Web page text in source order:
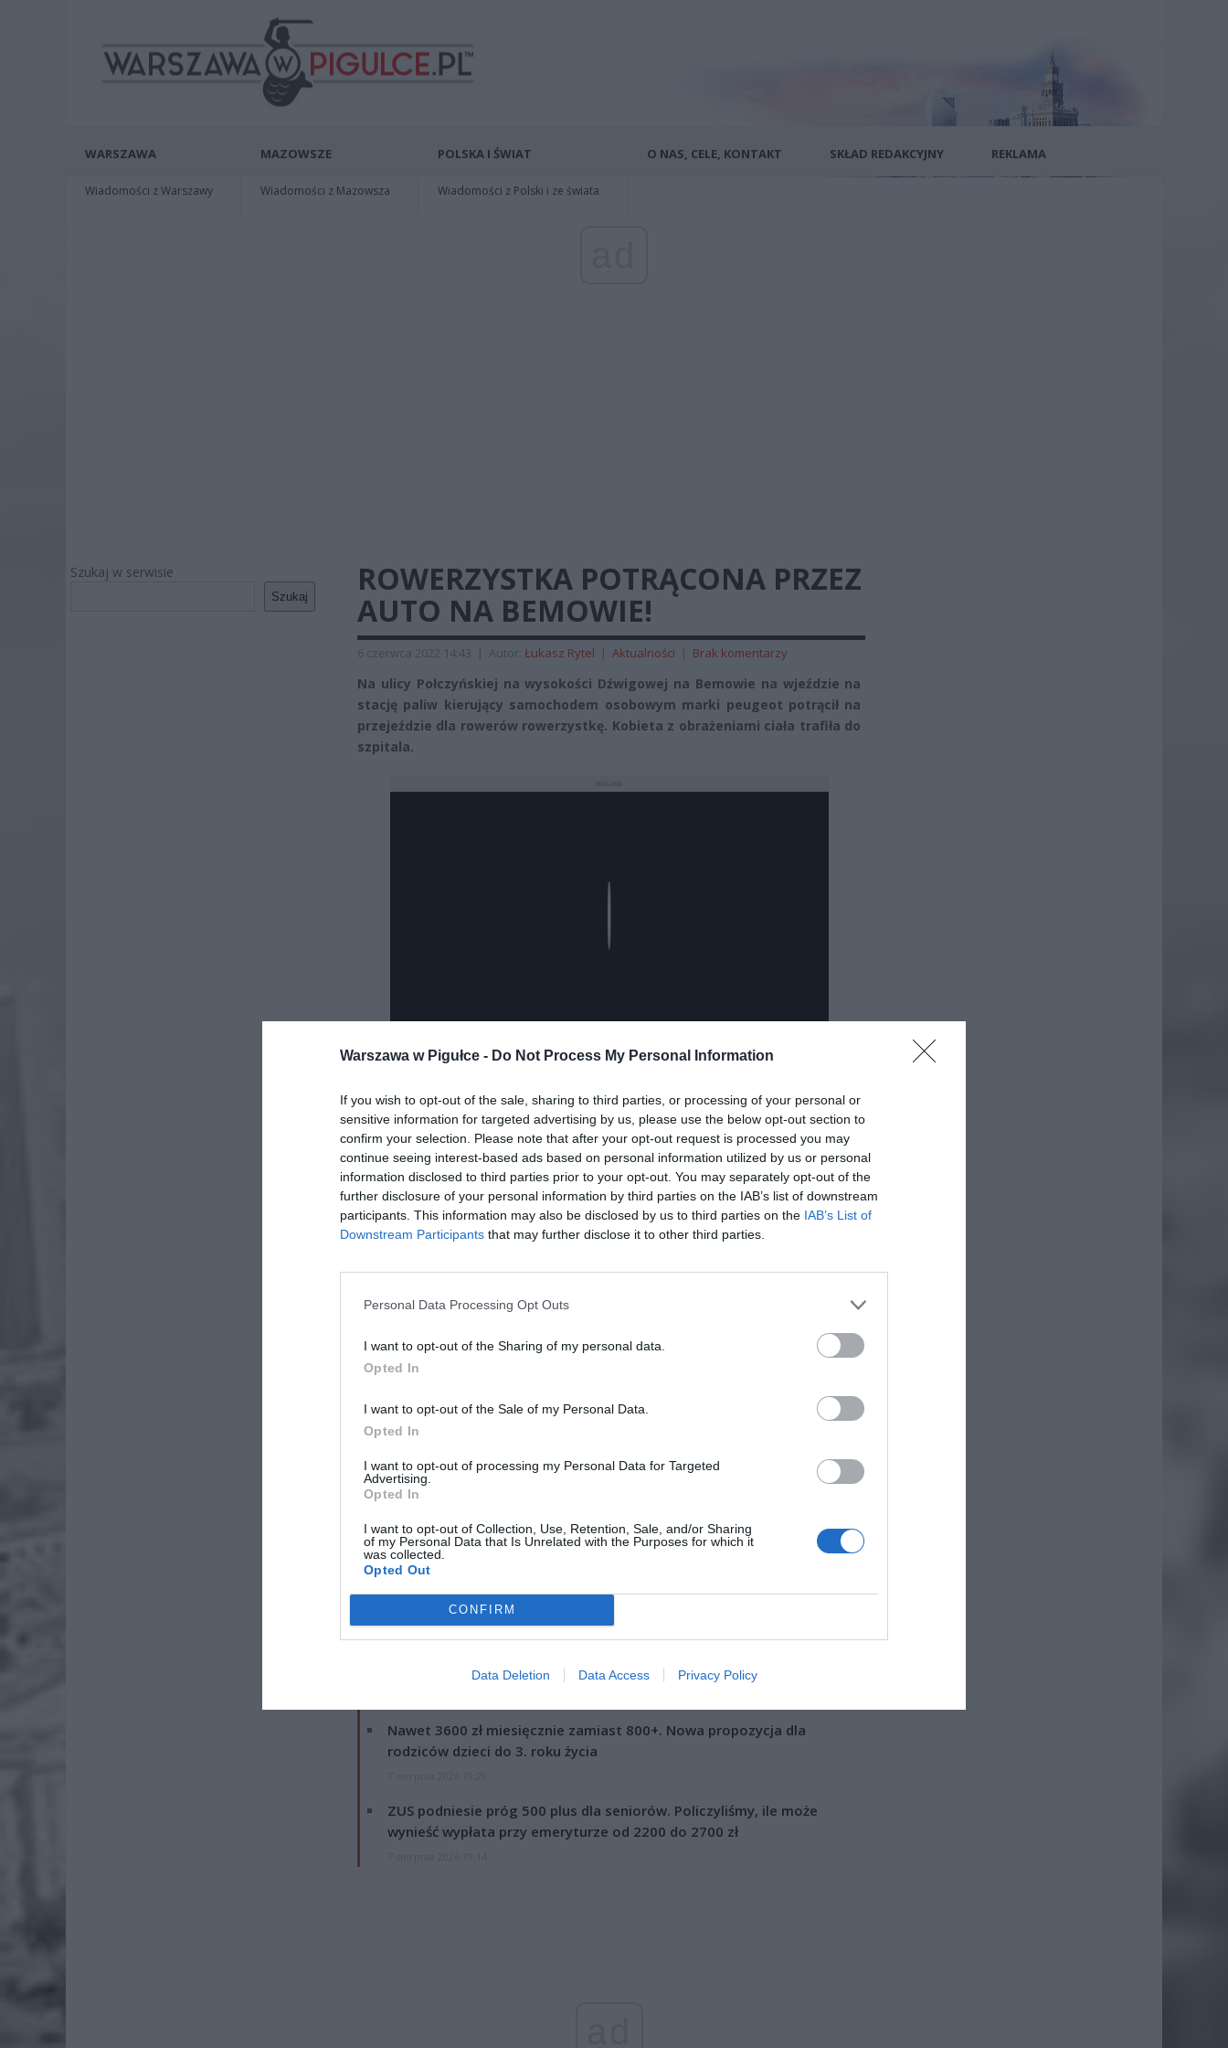
Warszawa w Pigułce - Do Not Process My Personal Information
If you wish to opt-out of the sale, sharing to third parties, or processing of your personal or
sensitive information for targeted advertising by us, please use the below opt-out section to
confirm your selection. Please note that after your opt-out request is processed you may
continue seeing interest-based ads based on personal information utilized by us or personal
information disclosed to third parties prior to your opt-out. You may separately opt-out of the
further disclosure of your personal information by third parties on the IAB’s list of downstream
participants. This information may also be disclosed by us to third parties on the IAB’s List of
Downstream Participants that may further disclose it to other third parties.
Personal Data Processing Opt Outs
I want to opt-out of the Sharing of my personal data.
Opted In
I want to opt-out of the Sale of my Personal Data.
Opted In
I want to opt-out of processing my Personal Data for Targeted
Advertising.
Opted In
I want to opt-out of Collection, Use, Retention, Sale, and/or Sharing
of my Personal Data that Is Unrelated with the Purposes for which it
was collected.
Opted Out
CONFIRM
Data Deletion Data Access Privacy Policy
WARSZAWA
Wiadomości z Warszawy
MAZOWSZE
Wiadomości z Mazowsza
POLSKA I ŚWIAT
Wiadomości z Polski i ze świata
O NAS, CELE, KONTAKT SKŁAD REDAKCYJNY REKLAMA
Szukaj w serwisie
Szukaj
ROWERZYSTKA POTRĄCONA PRZEZ
AUTO NA BEMOWIE!
6 czerwca 2022 14:43 | Autor: Łukasz Rytel | Aktualności | Brak komentarzy
Na ulicy Połczyńskiej na wysokości Dźwigowej na Bemowie na wjeździe na
stację paliw kierujący samochodem osobowym marki peugeot potrącił na
przejeździe dla rowerów rowerzystkę. Kobieta z obrażeniami ciała trafiła do
szpitala.
ad
Dodaj nas do preferowanych źródeł w Google Dodaj
Fot. Łukasz/ Warszawa w
Pigułce
Pigułce
Nawet 3600 zł miesięcznie zamiast 800+. Nowa propozycja dla
rodziców dzieci do 3. roku życia
ZUS podniesie próg 500 plus dla seniorów. Policzyliśmy, ile może
wynieść wypłata przy emeryturze od 2200 do 2700 zł